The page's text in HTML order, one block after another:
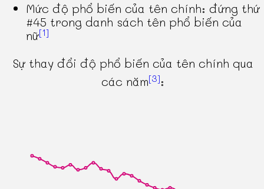
Mức độ phổ biến của tên chính: đứng thứ
#45 trong danh sách tên phổ biến của
nữ[1]
Sự thay đổi độ phổ biến của tên chính qua
các năm[3]: